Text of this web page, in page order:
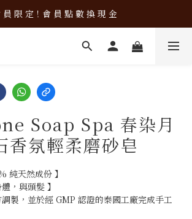
！超 質 感 韓 系 餐 具 組 合 優 惠 中 ❤️
員 限 定！會 員 點 數 換 現 金
！超 質 感 韓 系 餐 具 組 合 優 惠 中 ❤️
Soap Spa 春染月
香氛輕柔磨砂皂
純天然成份 】
，與頭髮 】
調製，並於經 GMP 認證的泰國工廠完成手工